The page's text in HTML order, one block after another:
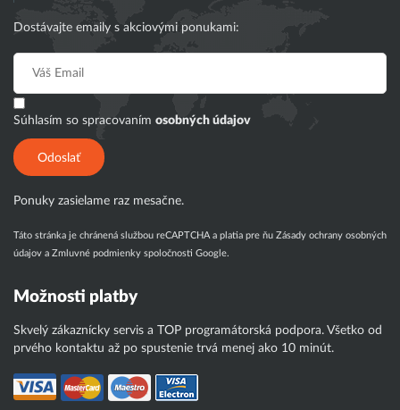
Dostávajte emaily s akciovými ponukami:
Súhlasím so spracovaním osobných údajov
Odoslať
Ponuky zasielame raz mesačne.
Táto stránka je chránená službou reCAPTCHA a platia pre ňu Zásady ochrany osobných
údajov a Zmluvné podmienky spoločnosti Google.
Možnosti platby
Skvelý zákaznícky servis a TOP programátorská podpora. Všetko od
prvého kontaktu až po spustenie trvá menej ako 10 minút.